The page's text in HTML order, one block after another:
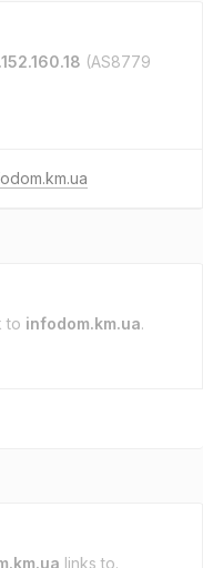
(AS8779
to infodom.km.ua.
links to.